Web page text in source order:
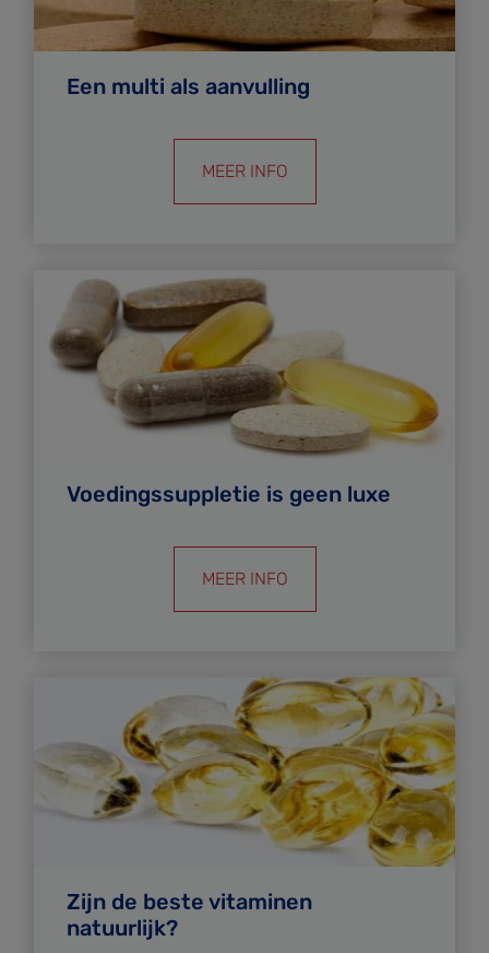
Een multi als aanvulling
MEER INFO
Voedingssuppletie is geen luxe
MEER INFO
Zijn de beste vitaminen
natuurlijk?